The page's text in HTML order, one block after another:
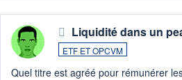
Liquidité dans un
ETF ET OPCVM
Quel titre est agréé pour rémunérer